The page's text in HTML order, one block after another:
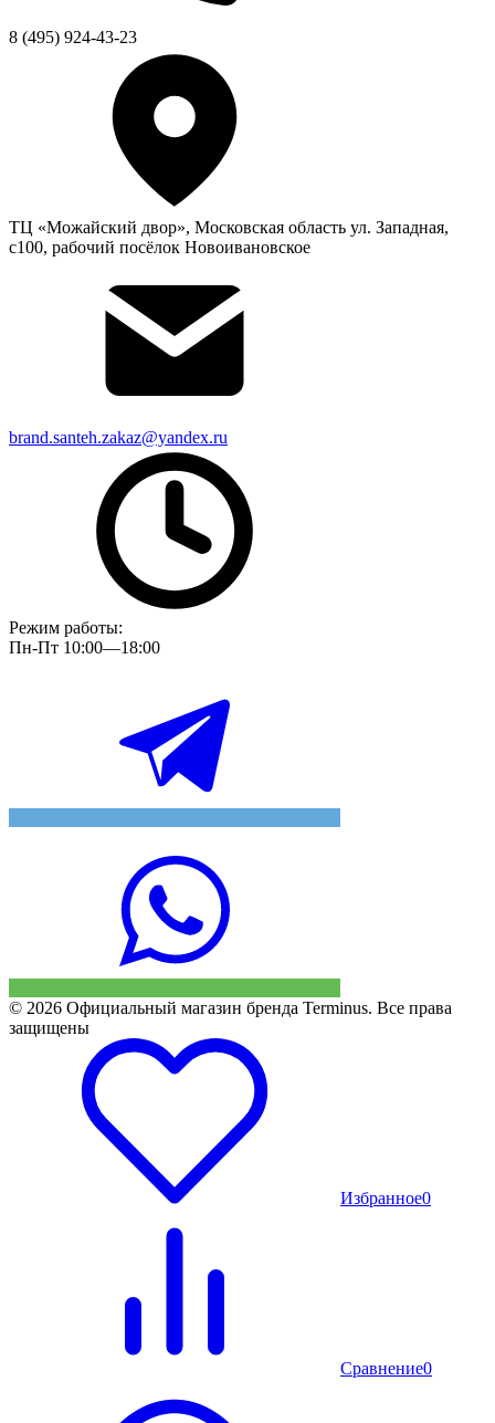
8 (495) 924-43-23
ТЦ «Можайский двор», Московская область ул. Западная,
с100, рабочий посёлок Новоивановское
brand.santeh.zakaz@yandex.ru
Режим работы:
Пн-Пт 10:00—18:00
© 2026 Официальный магазин бренда Terminus. Все права
защищены
Избранное0
Сравнение0